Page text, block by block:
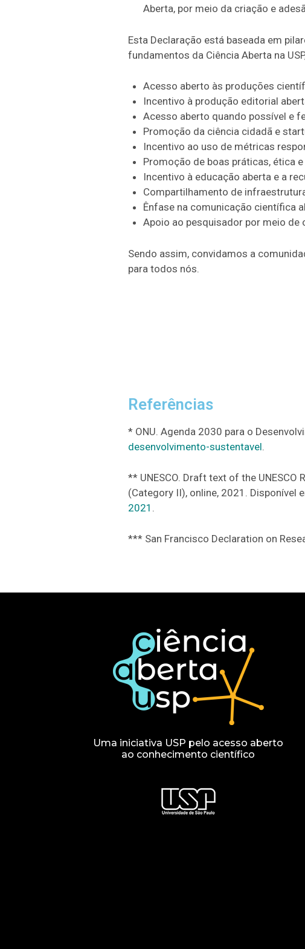
Aberta, por meio da criação e
Esta Declaração está baseada em
fundamentos da Ciência Aberta na
Acesso aberto às produções
Incentivo à produção editorial
Acesso aberto quando possível e
Promoção da ciência cidadã e
Incentivo ao uso de métricas
Promoção de boas práticas, ética
Incentivo à educação aberta e a
Compartilhamento de
Ênfase na comunicação científica
Apoio ao pesquisador por meio
Sendo assim, convidamos a
para todos nós.
Referências
* ONU. Agenda 2030 para o
desenvolvimento-sustentavel.
** UNESCO. Draft text of the
(Category II), online, 2021. Disponível
2021 .
*** San Francisco Declaration on
Uma iniciativa USP pelo acesso aberto
ao conhecimento científico